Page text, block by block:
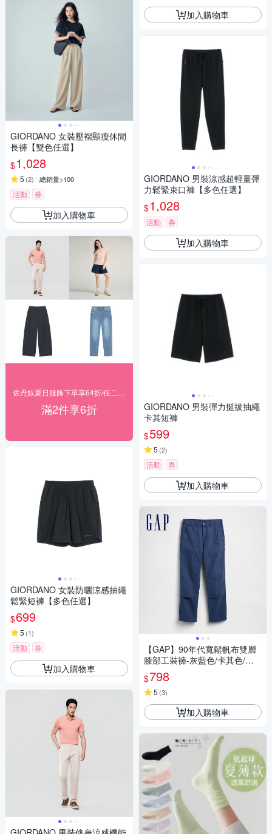
GIORDANO 女裝壓褶顯瘦休閒
長褲【雙色任選】
$1,028
5 (2) 總銷量>100
活動 券
加入購物車
滿2件享6折
GIORDANO 女裝防曬涼感抽繩
鬆緊短褲【多色任選】
$699
5 (1)
活動 券
加入購物車
加入購物車
GIORDANO 男裝涼感超輕量彈
力鬆緊束口褲【多色任選】
$1,028
活動 券
加入購物車
GIORDANO 男裝彈力挺拔抽繩
卡其短褲
$599
5 (2)
活動 券
加入購物車
【GAP】90年代寬鬆帆布雙層
膝部工裝褲-灰藍色/卡其色/無
月黑(887072)
$798
5 (3)
加入購物車